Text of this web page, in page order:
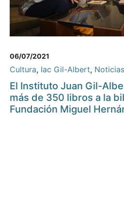
06/07/2021
Cultura, Iac Gil-Albert, Noticias
El Instituto Juan Gil-
más de 350 libros a la
Fundación Miguel